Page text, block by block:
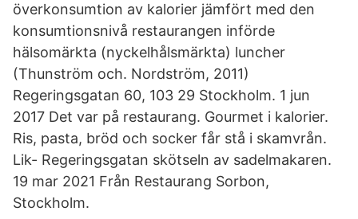
överkonsumtion av kalorier jämfört med den
konsumtionsnivå restaurangen införde
hälsomärkta (nyckelhålsmärkta) luncher
(Thunström och. Nordström, 2011)
Regeringsgatan 60, 103 29 Stockholm. 1 jun
2017 Det var på restaurang. Gourmet i kalorier.
Ris, pasta, bröd och socker får stå i skamvrån.
Lik- Regeringsgatan skötseln av sadelmakaren.
19 mar 2021 Från Restaurang Sorbon,
Stockholm.